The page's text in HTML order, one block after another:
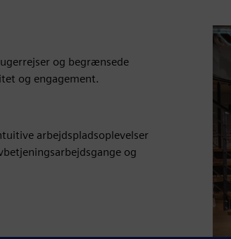
og begrænsede
og engagement.
arbejdspladsoplevelser
og